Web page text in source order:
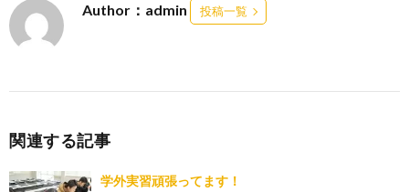
Author：admin 投稿一覧
関連する記事
学外実習頑張ってます！